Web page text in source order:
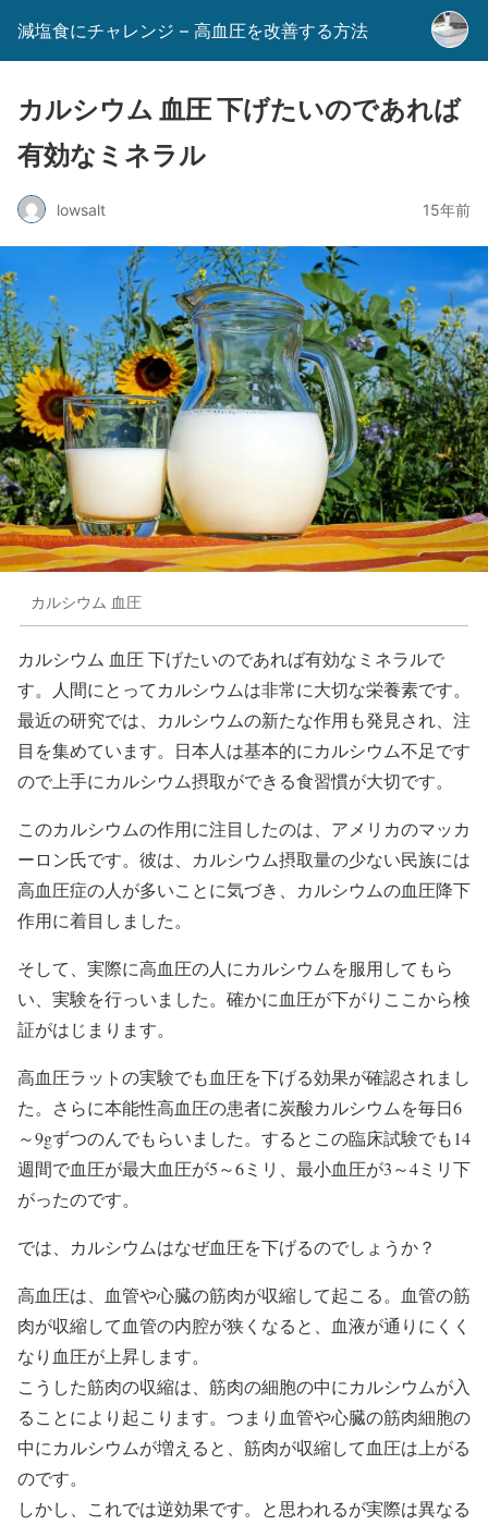
減塩食にチャレンジ – 高血圧を改善する方法
カルシウム 血圧 下げたいのであれば
有効なミネラル
lowsalt 15年前
カルシウム 血圧
カルシウム 血圧 下げたいのであれば有効なミネラルで
す。人間にとってカルシウムは非常に大切な栄養素です。
最近の研究では、カルシウムの新たな作用も発見され、注
目を集めています。日本人は基本的にカルシウム不足です
ので上手にカルシウム摂取ができる食習慣が大切です。
このカルシウムの作用に注目したのは、アメリカのマッカ
ーロン氏です。彼は、カルシウム摂取量の少ない民族には
高血圧症の人が多いことに気づき、カルシウムの血圧降下
作用に着目しました。
そして、実際に高血圧の人にカルシウムを服用してもら
い、実験を行っいました。確かに血圧が下がりここから検
証がはじまります。
高血圧ラットの実験でも血圧を下げる効果が確認されまし
た。さらに本能性高血圧の患者に炭酸カルシウムを毎日6
～9gずつのんでもらいました。するとこの臨床試験でも14
週間で血圧が最大血圧が5～6ミリ、最小血圧が3～4ミリ下
がったのです。
では、カルシウムはなぜ血圧を下げるのでしょうか？
高血圧は、血管や心臓の筋肉が収縮して起こる。血管の筋
肉が収縮して血管の内腔が狭くなると、血液が通りにくく
なり血圧が上昇します。
こうした筋肉の収縮は、筋肉の細胞の中にカルシウムが入
ることにより起こります。つまり血管や心臓の筋肉細胞の
中にカルシウムが増えると、筋肉が収縮して血圧は上がる
のです。
しかし、これでは逆効果です。と思われるが実際は異なる